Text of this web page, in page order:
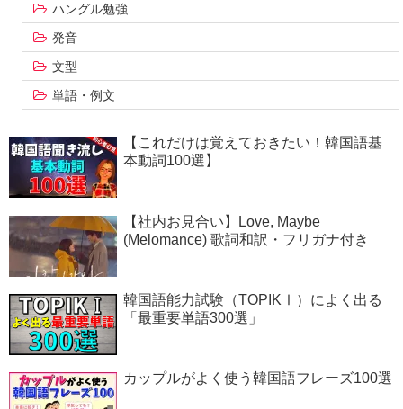
ハングル勉強
発音
文型
単語・例文
【これだけは覚えておきたい！韓国語基
本動詞100選】
【社内お見合い】Love, Maybe
(Melomance) 歌詞和訳・フリガナ付き
韓国語能力試験（TOPIKⅠ）によく出る
「最重要単語300選」
カップルがよく使う韓国語フレーズ100選